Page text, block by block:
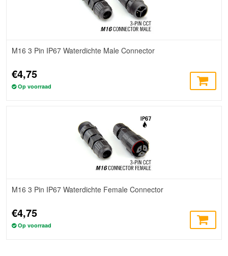
M16 3 Pin IP67 Waterdichte Male Connector
€4,75
Op voorraad
M16 3 Pin IP67 Waterdichte Female Connector
€4,75
Op voorraad